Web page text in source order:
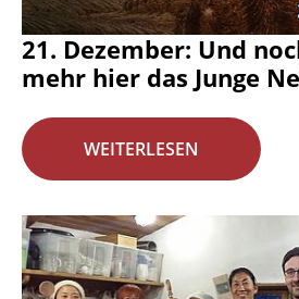
21. Dezember: Und
mehr hier das Junge
WEITERLESEN